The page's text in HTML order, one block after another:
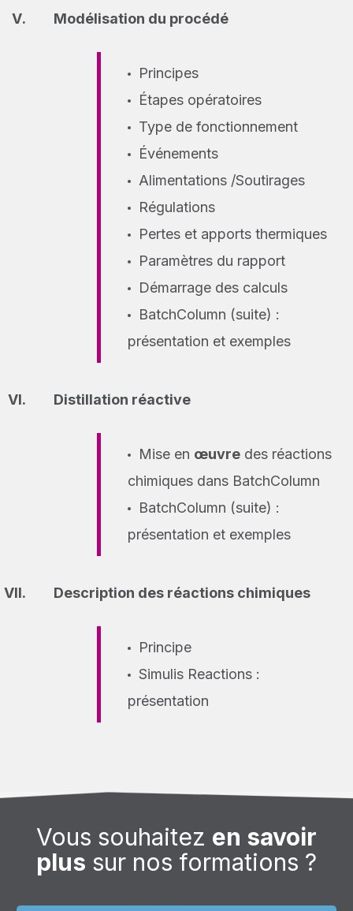
Modélisation du procédé
Principes
Étapes opératoires
Type de fonctionnement
Événements
Alimentations /Soutirages
Régulations
Pertes et apports thermiques
Paramètres du rapport
Démarrage des calculs
BatchColumn (suite) :
présentation et exemples
Distillation réactive
Mise en œuvre des réactions
chimiques dans BatchColumn
BatchColumn (suite) :
présentation et exemples
Description des réactions chimiques
Principe
Simulis Reactions :
présentation
Vous souhaitez en savoir
plus sur nos formations ?